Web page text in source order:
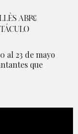
ABRE
al 23 de mayo
que